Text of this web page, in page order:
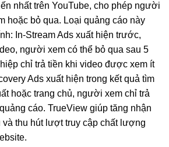
nhất trên YouTube, cho phép người
hoặc bỏ qua. Loại quảng cáo này
In-Stream Ads xuất hiện trước,
người xem có thể bỏ qua sau 5
chỉ trả tiền khi video được xem ít
Ads xuất hiện trong kết quả tìm
hoặc trang chủ, người xem chỉ trả
cáo. TrueView giúp tăng nhận
thu hút lượt truy cập chất lượng